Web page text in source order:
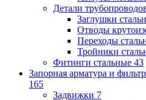
Детали
Заглушки
Отводы
Переходы
Тройники
Фитинги стальные 43
Запорная арматура и
165
Задвижки 7